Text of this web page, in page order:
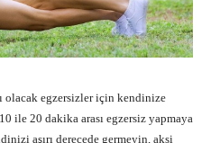
olacak egzersizler için kendinize
ile 20 dakika arası egzersiz yapmaya
aşırı derecede germeyin, aksi